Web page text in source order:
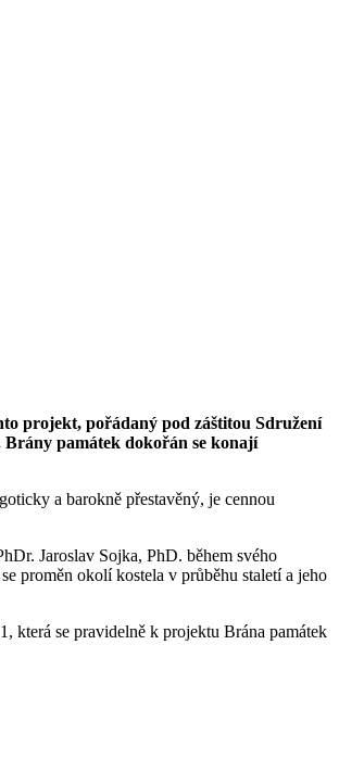
projekt, pořádaný pod záštitou Sdružení
památek dokořán se konají
a barokně přestavěný, je cennou
Jaroslav Sojka, PhD. během svého
proměn okolí kostela v průběhu staletí a jeho
která se pravidelně k projektu Brána památek